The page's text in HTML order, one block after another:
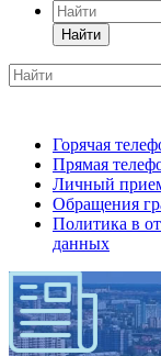
Найти
Горячая
Прямая
Личный
Обращения
Политика в
данных